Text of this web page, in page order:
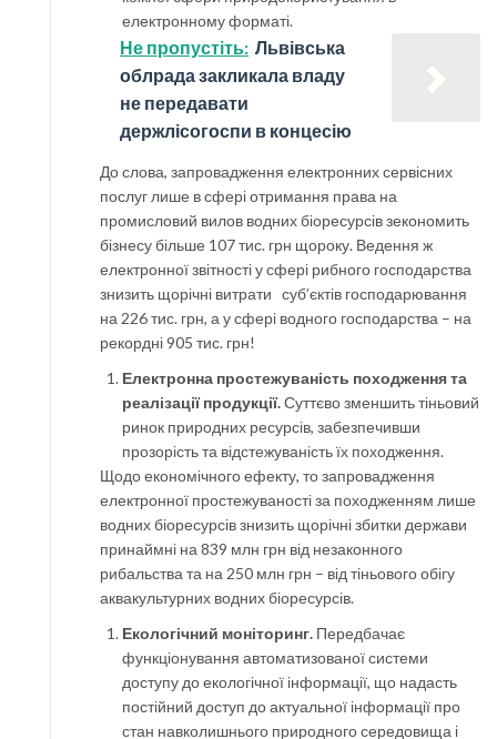
електронному форматі.
Не пропустіть: Львівська
облрада закликала владу
не передавати
держлісогоспи в концесію
До слова, запровадження електронних сервісних
послуг лише в сфері отримання права на
промисловий вилов водних біоресурсів зекономить
бізнесу більше 107 тис. грн щороку. Ведення ж
електронної звітності у сфері рибного господарства
знизить щорічні витрати суб’єктів господарювання
на 226 тис. грн, а у сфері водного господарства – на
рекордні 905 тис. грн!
Електронна простежуваність походження та
реалізації продукції.Суттєво зменшить тіньовий
ринок природних ресурсів, забезпечивши
прозорість та відстежуваність їх походження.
Щодо економічного ефекту, то запровадження
електронної простежуваності за походженням лише
водних біоресурсів знизить щорічні збитки держави
принаймні на 839 млн грн від незаконного
рибальства та на 250 млн грн – від тіньового обігу
аквакультурних водних біоресурсів.
Екологічний моніторинг. Передбачає
функціонування автоматизованої системи
доступу до екологічної інформації, що надасть
постійний доступ до актуальної інформації про
стан навколишнього природного середовища і